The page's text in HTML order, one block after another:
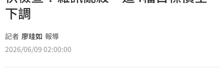
下調
記者 廖珪如 報導
2026/06/09 02:00:00